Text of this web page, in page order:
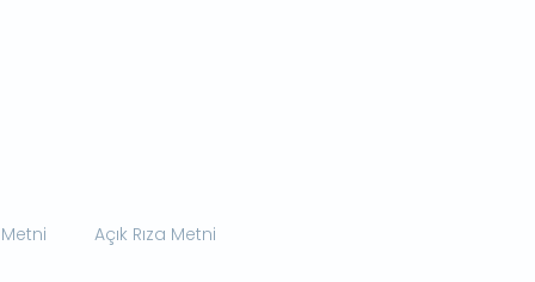
Açık Rıza Metni